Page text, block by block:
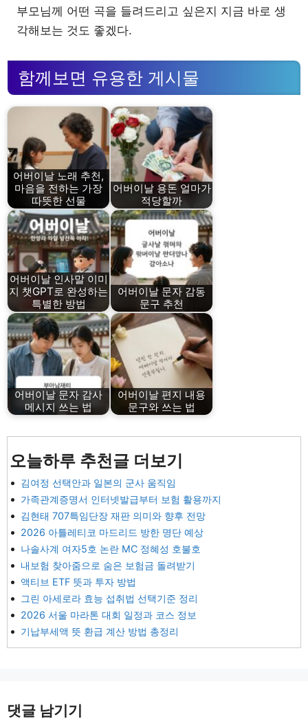
부모님께 어떤 곡을 들려드리고 싶은지 지금 바로 생
각해보는 것도 좋겠다.
함께보면 유용한 게시물
어버이날 노래 추천,
마음을 전하는 가장
따뜻한 선물
어버이날 용돈 얼마가
적당할까
어버이날 인사말 이미
지 챗GPT로 완성하는
특별한 방법
어버이날 문자 감동
문구 추천
어버이날 문자 감사
메시지 쓰는 법
어버이날 편지 내용
문구와 쓰는 법
오늘하루 추천글 더보기
김여정 선택안과 일본의 군사 움직임
가족관계증명서 인터넷발급부터 보험 활용까지
김현태 707특임단장 재판 의미와 향후 전망
2026 아틀레티코 마드리드 방한 명단 예상
나솔사계 여자5호 논란 MC 정혜성 호불호
내보험 찾아줌으로 숨은 보험금 돌려받기
액티브 ETF 뜻과 투자 방법
그린 아세로라 효능 섭취법 선택기준 정리
2026 서울 마라톤 대회 일정과 코스 정보
기납부세액 뜻 환급 계산 방법 총정리
댓글 남기기